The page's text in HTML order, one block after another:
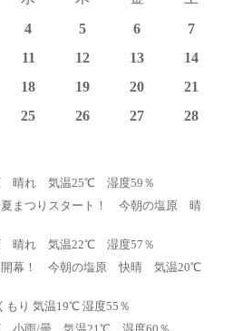
4 5 6
7
11 12 13
14
18 19 20
21
25 26 27 28
晴れ 気温25℃ 湿度59％
まつりスタート！ 今朝の塩原 晴
晴れ 気温22℃ 湿度57％
開幕！ 今朝の塩原 快晴 気温20℃
もり 気温19℃ 湿度55％